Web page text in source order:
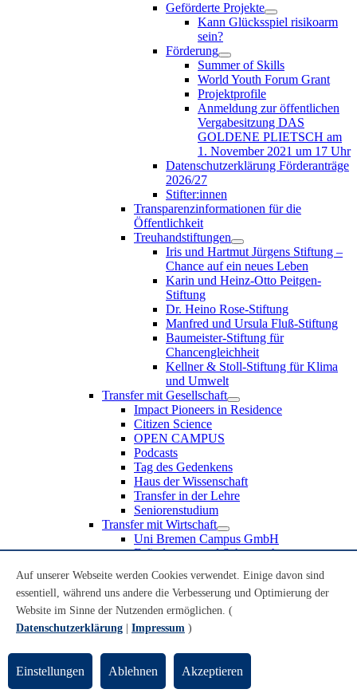
Geförderte Projekte
Kann Glücksspiel risikoarm
sein?
Förderung
Summer of Skills
World Youth Forum Grant
Projektprofile
Anmeldung zur öffentlichen
Vergabesitzung DAS
GOLDENE PLIETSCH am
1. November 2021 um 17 Uhr
Datenschutzerklärung Förderanträge
2026/27
Stifter:innen
Transparenzinformationen für die
Öffentlichkeit
Treuhandstiftungen
Iris und Hartmut Jürgens Stiftung –
Chance auf ein neues Leben
Karin und Heinz-Otto Peitgen-
Stiftung
Dr. Heino Rose-Stiftung
Manfred und Ursula Fluß-Stiftung
Baumeister-Stiftung für
Chancengleichheit
Kellner & Stoll-Stiftung für Klima
und Umwelt
Transfer mit Gesellschaft
Impact Pioneers in Residence
Citizen Science
OPEN CAMPUS
Podcasts
Tag des Gedenkens
Haus der Wissenschaft
Transfer in der Lehre
Seniorenstudium
Transfer mit Wirtschaft
Uni Bremen Campus GmbH
Erfindungen und Schutzrechte
Recruiting an der Universität Bremen
Weiterbildung an der Universität Bremen
Transfer mit Schule
Schülerinnen und Schüler
Schulklassen
Lehrkräfte
Gründungsunterstützung
Auf unserer Webseite werden Cookies verwendet. Einige davon sind
essentiell, während uns andere die Verbesserung und Optimierung der
Website im Sinne der Nutzenden ermöglichen. (
Datenschutzerklärung
Impressum )
Einstellungen Ablehnen Akzeptieren